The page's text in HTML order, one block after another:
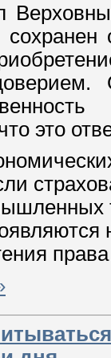
это